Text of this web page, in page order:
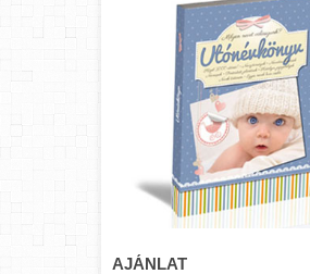
AJÁNLAT